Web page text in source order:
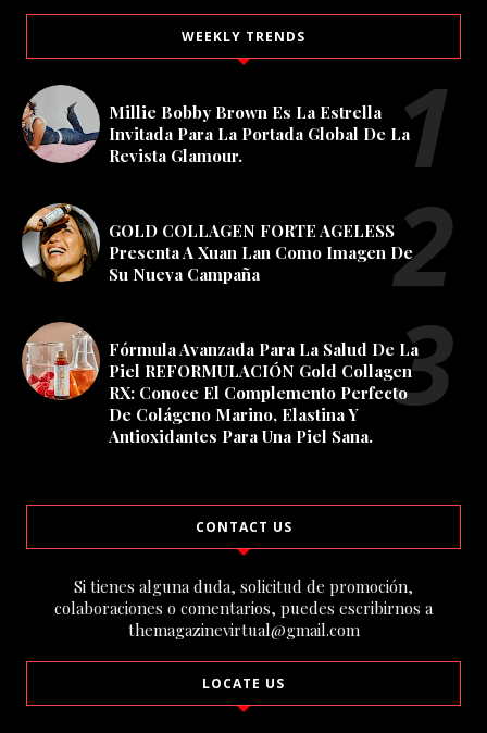
WEEKLY TRENDS
Millie Bobby Brown Es La Estrella
Invitada Para La Portada Global De La
Revista Glamour.
GOLD COLLAGEN FORTE AGELESS
Presenta A Xuan Lan Como Imagen De
Su Nueva Campaña
Fórmula Avanzada Para La Salud De La
Piel REFORMULACIÓN Gold Collagen
RX: Conoce El Complemento Perfecto
De Colágeno Marino, Elastina Y
Antioxidantes Para Una Piel Sana.
CONTACT US
Si tienes alguna duda, solicitud de promoción,
colaboraciones o comentarios, puedes escribirnos a
themagazinevirtual@gmail.com
LOCATE US